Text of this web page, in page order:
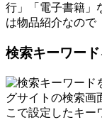
行」「電子書籍」
は物品紹介なので
検索キーワー
グサイトの検索画
こで設定したキー